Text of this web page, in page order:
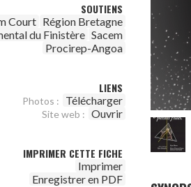
SOUTIENS
Court Région Bretagne
du Finistère Sacem
Procirep-Angoa
LIENS
Photos : Télécharger
Site web : Ouvrir
IMPRIMER CETTE FICHE
Imprimer
Enregistrer en PDF